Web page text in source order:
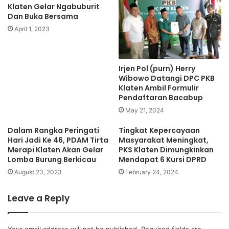
Klaten Gelar Ngabuburit
Dan Buka Bersama
April 1, 2023
Irjen Pol (purn) Herry
Wibowo Datangi DPC PKB
Klaten Ambil Formulir
Pendaftaran Bacabup
May 21, 2024
Dalam Rangka Peringati
Hari Jadi Ke 46, PDAM Tirta
Merapi Klaten Akan Gelar
Lomba Burung Berkicau
August 23, 2023
Tingkat Kepercayaan
Masyarakat Meningkat,
PKS Klaten Dimungkinkan
Mendapat 6 Kursi DPRD
February 24, 2024
Leave a Reply